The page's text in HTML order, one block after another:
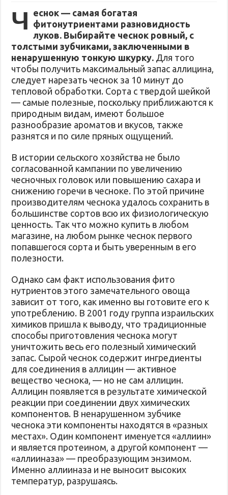
Ч еснок — самая богатая
фитонутриентами разновидность
луков. Выбирайте чеснок ровный, с
толстыми зубчиками, заключенными в
ненарушенную тонкую шкурку. Для того
чтобы получить максимальный запас аллицина,
следует нарезать чеснок за 10 минут до
тепловой обработки. Сорта с твердой шейкой
— самые полезные, поскольку приближаются к
природным видам, имеют большое
разнообразие ароматов и вкусов, также
разнятся и по силе пряных ощущений.
В истории сельского хозяйства не было
согласованной кампании по увеличению
чесночных головок или повышению сахара и
снижению горечи в чесноке. По этой причине
производителям чеснока удалось сохранить в
большинстве сортов всю их физиологическую
ценность. Так что можно купить в любом
магазине, на любом рынке чеснок первого
попавшегося сорта и быть уверенным в его
полезности.
Однако сам факт использования фито
нутриентов этого замечательного овоща
зависит от того, как именно вы готовите его к
употреблению. В 2001 году группа израильских
химиков пришла к выводу, что традиционные
способы приготовления чеснока могут
уничтожить весь его полезный химический
запас. Сырой чеснок содержит ингредиенты
для соединения в аллицин — активное
вещество чеснока, — но не сам аллицин.
Аллицин появляется в результате химической
реакции при соединении двух химических
компонентов. В ненарушенном зубчике
чеснока эти компоненты находятся в «разных
местах». Один компонент именуется «аллиин»
и является протеином, а другой компонент —
«аллииназа» — преобразующим энзимом.
Именно аллииназа и не выносит высоких
температур, разрушаясь.